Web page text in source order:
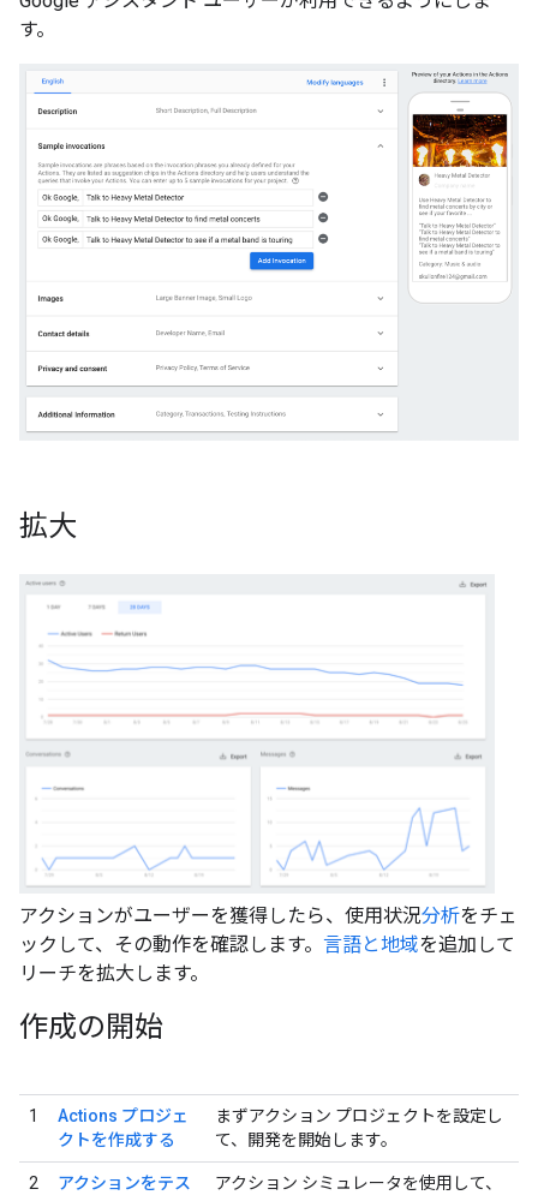
す。
拡大
アクションがユーザーを獲得したら、使用状況分析をチェ
ックして、その動作を確認します。 言語と地域を追加して
リーチを拡大します。
作成の開始
1
Actions プロジェ
クトを作成する
まずアクション プロジェクトを設定し
て、開発を開始します。
2
アクションをテス
アクション シミュレータを使用して、